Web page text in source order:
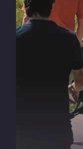
(*) Inclusief
Alle genoemde
Heeft u
informatie? U
staat klaar –